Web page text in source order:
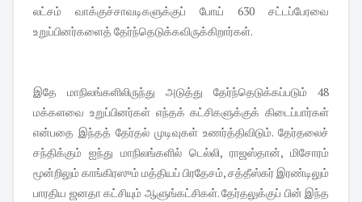
லட்சம் வாக்குச்சாவடிகளுக்குப் போய் 630 சட்டப்பேரவை
உறுப்பினர்களைத் தேர்ந்தெடுக்கவிருக்கிறார்கள்.
இதே மாநிலங்களிலிருந்து அடுத்து தேர்ந்தெடுக்கப்படும் 48
மக்களவை உறுப்பினர்கள் எந்தக் கட்சிகளுக்குக் கிடைப்பார்கள்
என்பதை இந்தத் தேர்தல் முடிவுகள் உணர்த்திவிடும். தேர்தலைச்
சந்திக்கும் ஐந்து மாநிலங்களில் டெல்லி, ராஜஸ்தான், மிசோரம்
மூன்றிலும் காங்கிரஸும் மத்தியப் பிரதேசம், சத்தீஸ்கர் இரண்டிலும்
பாரதிய ஜனதா கட்சியும் ஆளுங்கட்சிகள். தேர்தலுக்குப் பின் இந்த